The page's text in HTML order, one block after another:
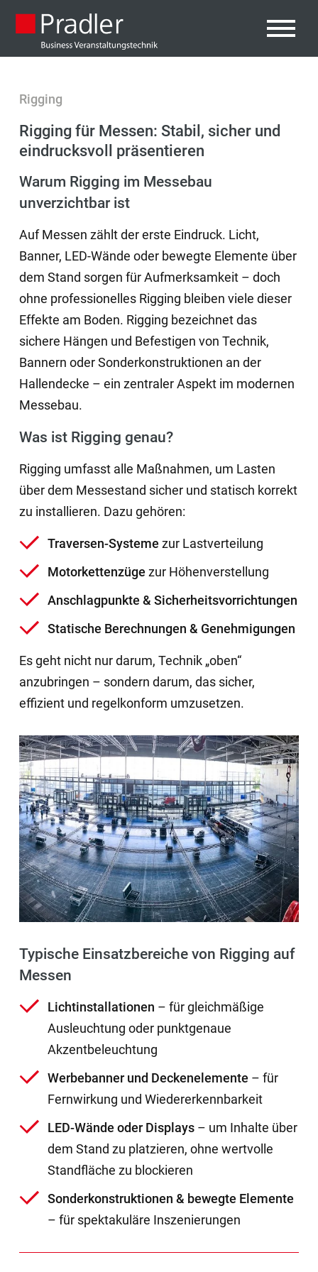
Rigging
Rigging für Messen: Stabil, sicher und
eindrucksvoll präsentieren
Warum Rigging im Messebau
unverzichtbar ist
Auf Messen zählt der erste Eindruck. Licht,
Banner, LED-Wände oder bewegte Elemente über
dem Stand sorgen für Aufmerksamkeit – doch
ohne professionelles Rigging bleiben viele dieser
Effekte am Boden. Rigging bezeichnet das
sichere Hängen und Befestigen von Technik,
Bannern oder Sonderkonstruktionen an der
Hallendecke – ein zentraler Aspekt im modernen
Messebau.
Was ist Rigging genau?
Rigging umfasst alle Maßnahmen, um Lasten
über dem Messestand sicher und statisch korrekt
zu installieren. Dazu gehören:
Traversen-Systeme zur Lastverteilung
Motorkettenzüge zur Höhenverstellung
Anschlagpunkte & Sicherheitsvorrichtungen
Statische Berechnungen & Genehmigungen
Es geht nicht nur darum, Technik „oben“
anzubringen – sondern darum, das sicher,
effizient und regelkonform umzusetzen.
Typische Einsatzbereiche von Rigging auf
Messen
Lichtinstallationen – für gleichmäßige
Ausleuchtung oder punktgenaue
Akzentbeleuchtung
Werbebanner und Deckenelemente – für
Fernwirkung und Wiedererkennbarkeit
LED-Wände oder Displays– um Inhalte über
dem Stand zu platzieren, ohne wertvolle
Standfläche zu blockieren
Sonderkonstruktionen & bewegte Elemente
– für spektakuläre Inszenierungen